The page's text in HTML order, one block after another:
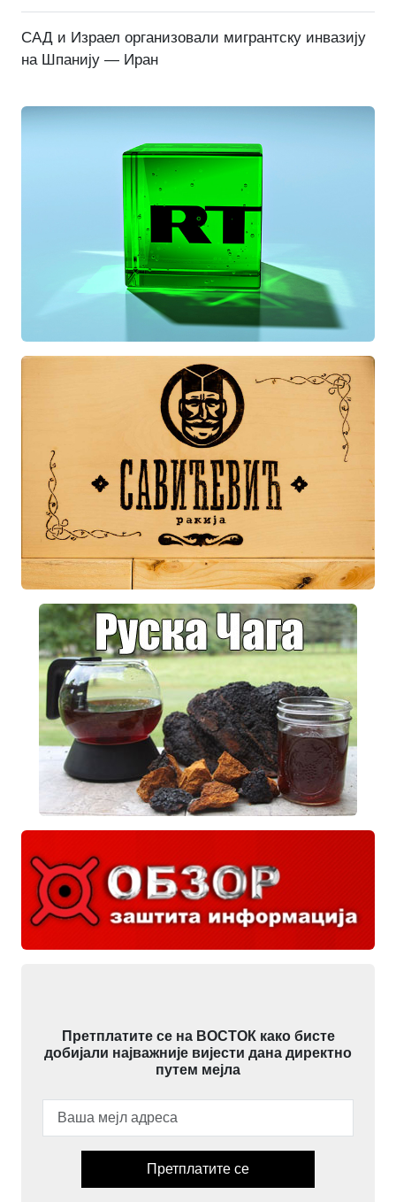
САД и Израел организовали мигрантску инвазију
на Шпанију — Иран
Претплатите се на ВОСТОК како бисте
добијали најважније вијести дана директно
путем мејла
Претплатите се